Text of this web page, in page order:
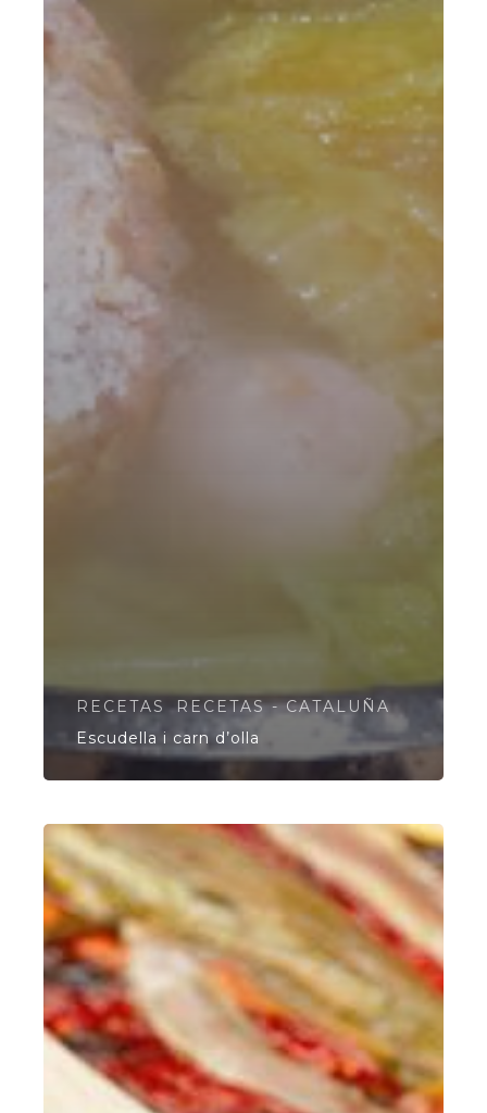
RECETAS
RECETAS - CATALUÑA
Escudella i carn d’olla